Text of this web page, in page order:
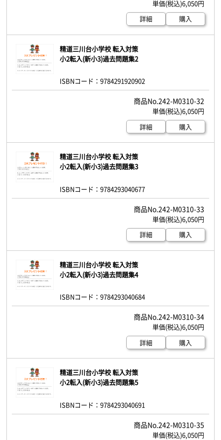
6,050円
詳細
購入
精道三川台小学校 転入対策
小2転入(新小3)過去問題集2
ISBNコード：9784291920902
242-M0310-32
6,050円
詳細
購入
精道三川台小学校 転入対策
小2転入(新小3)過去問題集3
ISBNコード：9784293040677
242-M0310-33
6,050円
詳細
購入
精道三川台小学校 転入対策
小2転入(新小3)過去問題集4
ISBNコード：9784293040684
242-M0310-34
6,050円
詳細
購入
精道三川台小学校 転入対策
小2転入(新小3)過去問題集5
ISBNコード：9784293040691
242-M0310-35
6,050円